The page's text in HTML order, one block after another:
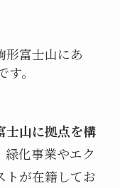
形富士山にあ
す。
士山に拠点を構
緑化事業やエク
トが在籍してお